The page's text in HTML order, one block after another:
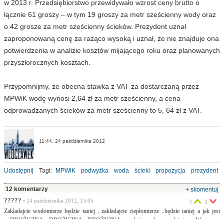
w 2013 r. Przedsiębiorstwo przewidywało wzrost ceny brutto o
łącznie 61 groszy – w tym 19 groszy za metr sześcienny wody oraz
o 42 grosze za metr sześcienny ścieków. Prezydent uznał
zaproponowaną cenę za rażąco wysoką i uznał, że nie znajduje ona
potwierdzenia w analizie kosztów mijającego roku oraz planowanych
przyszłorocznych kosztach.
Przypomnijmy, że obecna stawka z VAT za dostarczaną przez
MPWiK wodę wynosi 2,64 zł za metr sześcienny, a cena
odprowadzanych ścieków za metr sześcienny to 5, 64 zł z VAT.
11:44, 24 października 2012
Udostępnij Tagi: MPWiK podwyżka woda ścieki propozycja prezydent
12 komentarzy
+ skomentuj
????? • 24 października 2012, 13:05
Zakladajcie wodomierze będzie taniej , zakładajcie ciepłomierze ..będzie taniej a jak jest
1 1